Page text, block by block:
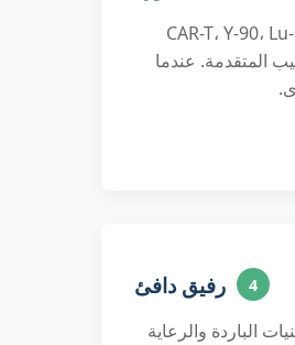
لدينا مصفوفة تقنيات متنوعة رائدة في آسيا، بما في ذلك CAR-T، Y-90، Lu-
المتقدمة. عندما
4 رفيق دافئ
الباردة والرعاية